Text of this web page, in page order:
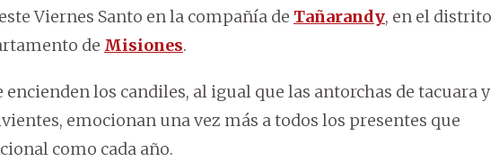
Viernes Santo en la compañía de Tañarandy, en el distrito
de Misiones.
los candiles, al igual que las antorchas de tacuara y
emocionan una vez más a todos los presentes que
como cada año.